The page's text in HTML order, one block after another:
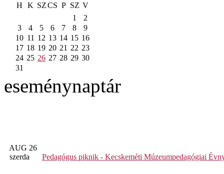
H K SZCS P SZ V
1
2
3
4 5 6 7 8
9
10 11 12 13 14 15 16
17 18 19 20 21 22 23
24 25 26 27 28 29 30
31
eseménynaptár
AUG 26
szerda
Pedagógus piknik - Kecskeméti Múzeumpedagógiai